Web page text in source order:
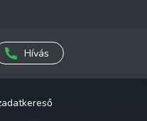
Hívás